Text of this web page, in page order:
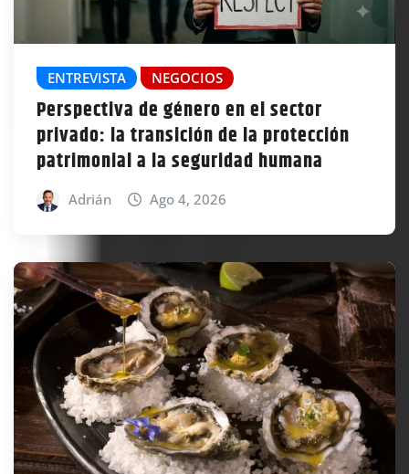
ENTREVISTA NEGOCIOS
Perspectiva de género en el sector
privado: la transición de la protección
patrimonial a la seguridad humana
Adrián Ago 4, 2026